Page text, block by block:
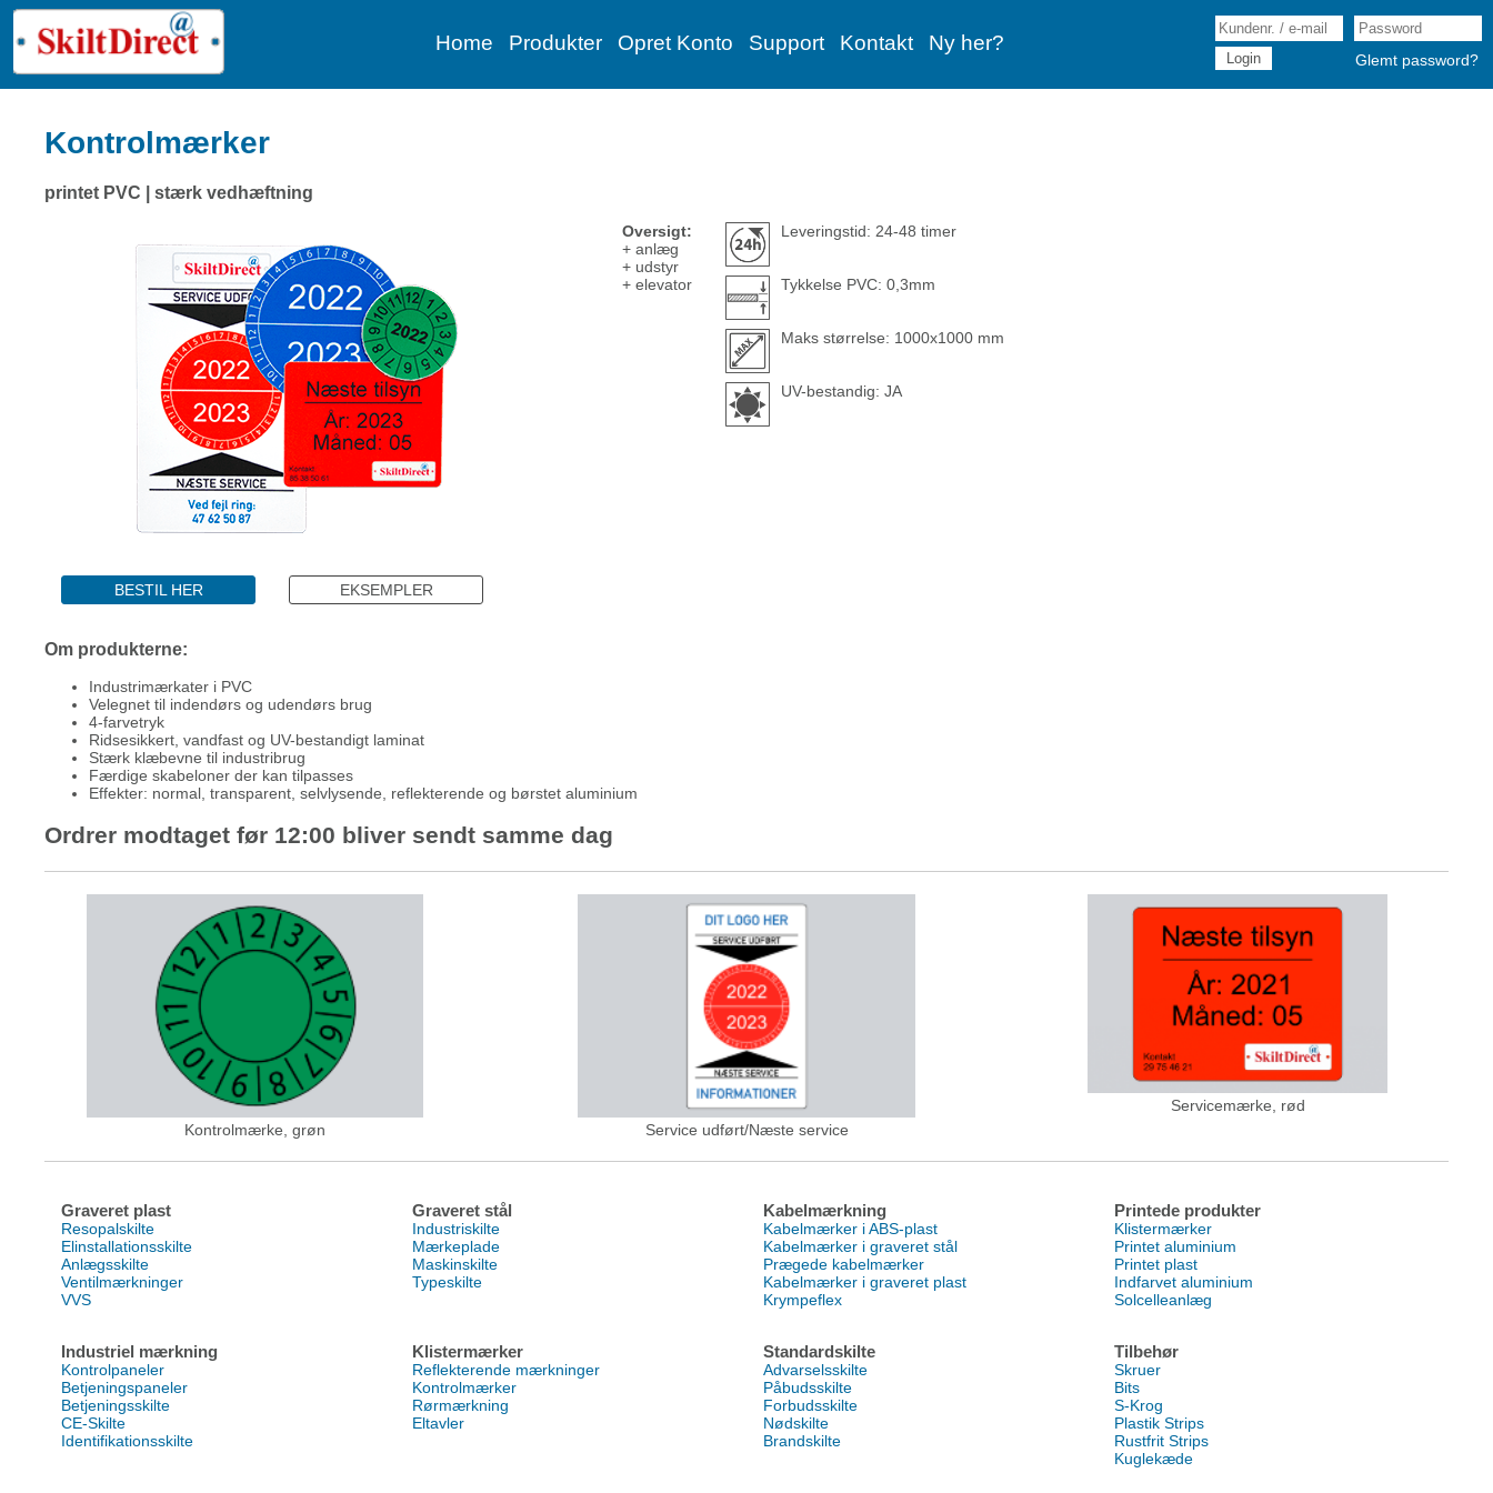
Home Produkter Opret Konto Support Kontakt Ny her?
Glemt password?
Kontrolmærker
printet PVC | stærk vedhæftning
BESTIL HER EKSEMPLER
Oversigt:
+ anlæg
+ udstyr
+ elevator
Leveringstid: 24-48 timer
Tykkelse PVC: 0,3mm
Maks størrelse: 1000x1000 mm
UV-bestandig: JA
Om produkterne:
Industrimærkater i PVC
Velegnet til indendørs og udendørs brug
4-farvetryk
Ridsesikkert, vandfast og UV-bestandigt laminat
Stærk klæbevne til industribrug
Færdige skabeloner der kan tilpasses
Effekter: normal, transparent, selvlysende, reflekterende og børstet aluminium
Ordrer modtaget før 12:00 bliver sendt samme dag
Kontrolmærke, grøn Service udført/Næste service
Servicemærke, rød
Graveret plast
Resopalskilte
Elinstallationsskilte
Anlægsskilte
Ventilmærkninger
VVS
Graveret stål
Industriskilte
Mærkeplade
Maskinskilte
Typeskilte
Kabelmærkning
Kabelmærker i ABS-plast
Kabelmærker i graveret stål
Prægede kabelmærker
Kabelmærker i graveret plast
Krympeflex
Printede produkter
Klistermærker
Printet aluminium
Printet plast
Indfarvet aluminium
Solcelleanlæg
Industriel mærkning
Kontrolpaneler
Betjeningspaneler
Betjeningsskilte
CE-Skilte
Identifikationsskilte
Klistermærker
Reflekterende mærkninger
Kontrolmærker
Rørmærkning
Eltavler
Standardskilte
Advarselsskilte
Påbudsskilte
Forbudsskilte
Nødskilte
Brandskilte
Tilbehør
Skruer
Bits
S-Krog
Plastik Strips
Rustfrit Strips
Kuglekæde